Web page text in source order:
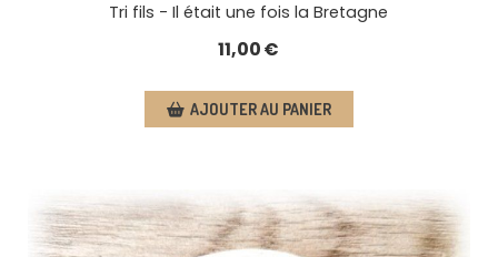
Tri fils - Il était une fois la Bretagne
11,00€
AJOUTER AU PANIER